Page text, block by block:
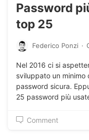
Password
top 25
Federico Ponzi ·
Nel 2016 ci si
sviluppato un minimo
password sicura.
25 password più
Comment